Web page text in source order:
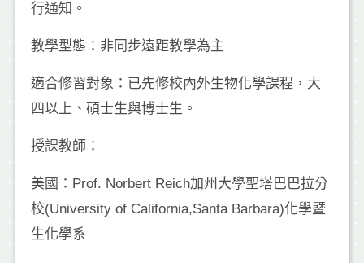
行通知。
教學型態：非同步遠距教學為主
適合修習對象：已先修校內外生物化學課程，大
四以上、碩士生與博士生。
授課教師：
美國：Prof. Norbert Reich加州大學聖塔巴巴拉分
校(University of California,Santa Barbara)化學暨
生化學系